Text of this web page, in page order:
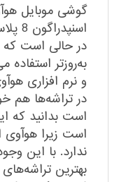
در حالی است که
به‌روزتر
و نرم افزاری
در تراشه‌ها هم
ندارد. با این
بهترین